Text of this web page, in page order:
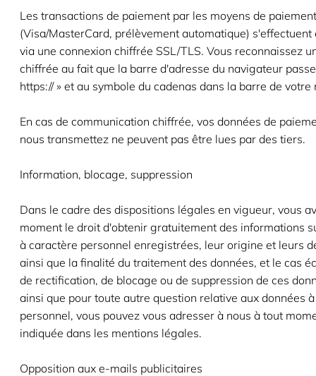
Les transactions de paiement par les moyens de
(Visa/MasterCard, prélèvement automatique) s'effectuent
via une connexion chiffrée SSL/TLS. Vous reconnaissez
chiffrée au fait que la barre d'adresse du navigateur passe
https:// » et au symbole du cadenas dans la barre de
En cas de communication chiffrée, vos données de
nous transmettez ne peuvent pas être lues par des tiers.
Information, blocage, suppression
Dans le cadre des dispositions légales en vigueur, vous
moment le droit d'obtenir gratuitement des informations
à caractère personnel enregistrées, leur origine et leurs
ainsi que la finalité du traitement des données, et le cas
de rectification, de blocage ou de suppression de ces
ainsi que pour toute autre question relative aux données
personnel, vous pouvez vous adresser à nous à tout
indiquée dans les mentions légales.
Opposition aux e-mails publicitaires